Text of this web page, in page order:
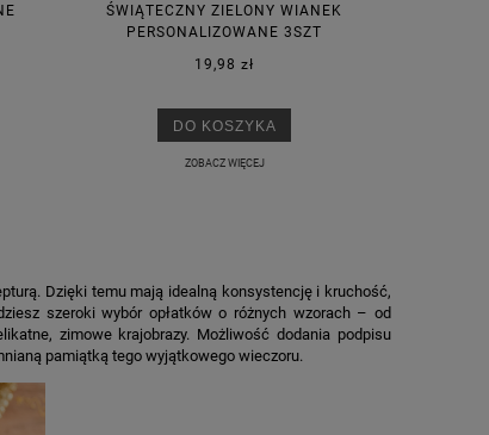
ŚWIĄTECZNY ZIELONY WIANEK
PERSONALIZOWANE 3SZT
19,98 zł
DO KOSZYKA
ZOBACZ WIĘCEJ
Dzięki temu mają idealną konsystencję i kruchość,
szeroki wybór opłatków o różnych wzorach – od
zimowe krajobrazy. Możliwość dodania podpisu
pamiątką tego wyjątkowego wieczoru.